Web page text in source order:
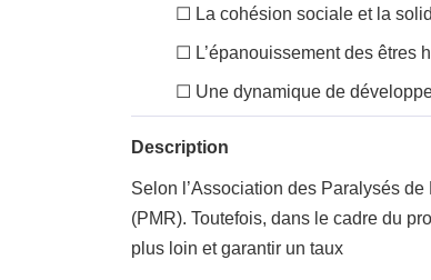
☐ La cohésion sociale et la
☐ L’épanouissement des êtres
☐ Une dynamique de
Description
Selon l’Association des Paralysés
(PMR). Toutefois, dans le cadre du
plus loin et garantir un taux